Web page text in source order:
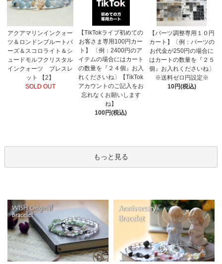
アクアマリンインクォー
ツ＆ロンドンブルートパ
ーズ＆スコロライト＆シ
ュードモルフクリスタル
インクォーツ ブレスレ
ット 【2】
SOLD OUT
【TikTokライブ初めての
お客さま専用100円カー
ト】 〔例：2400円のア
イテムの場合にはカート
の数量を『２４個』お入
れくださいね〕【TikTok
アカウントのご記入をお
忘れなくお願いします
ね】
100円(税込)
【パーツ調整専用１０円
カート】〔例：パーツの
お代金が250円の場合に
はカートの数量を『２５
個』お入れくださいね〕
※送料ゼロ円設定※
10円(税込)
もっと見る